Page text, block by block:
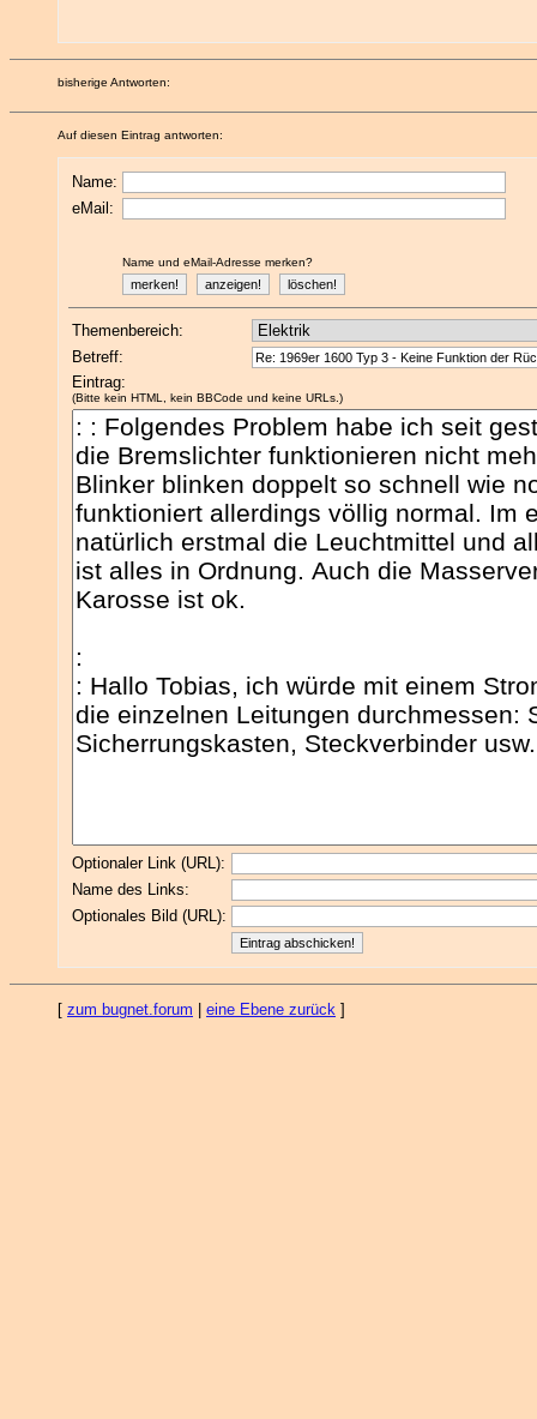
bisherige Antworten:
Auf diesen Eintrag antworten:
Name:
eMail:
Name und eMail-Adresse merken?
Themenbereich:
Betreff:
Eintrag:
(Bitte kein HTML, kein BBCode und keine URLs.)
Optionaler Link (URL):
Name des Links:
Optionales Bild (URL):
[ zum bugnet.forum eine Ebene zurück ]